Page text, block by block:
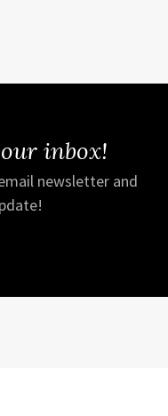
inbox!
newsletter and